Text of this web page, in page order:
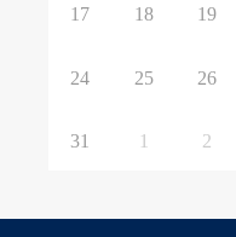
17 18 19
24 25 26
31 1 2